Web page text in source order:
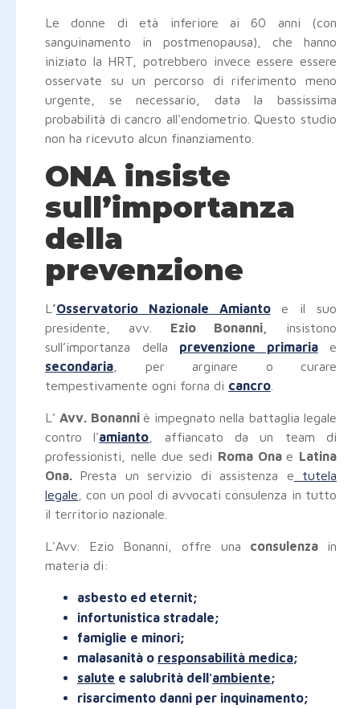
Le donne di età inferiore ai 60 anni (con
sanguinamento in postmenopausa), che hanno
iniziato la HRT, potrebbero invece essere essere
osservate su un percorso di riferimento meno
urgente, se necessario, data la bassissima
probabilità di cancro all'endometrio. Questo studio
non ha ricevuto alcun finanziamento.
ONA insiste
sull’importanza
della
prevenzione
L ’Osservatorio Nazionale Amiantoe il suo
presidente, avv. Ezio Bonanni,
insistono
sull’importanza della prevenzione primariae
secondaria , per arginare o curare
tempestivamente ogni forna di cancro
L’Avv. Bonanni è impegnato nella battaglia legale
contro l'amianto , affiancato da un team di
professionisti, nelle due sedi Roma Ona e Latina
Ona. Presta un servizio di assistenza e tutela
legale , con un pool di avvocati consulenza in tutto
il territorio nazionale.
L'Avv. Ezio Bonanni, offre una consulenza in
materia di:
asbesto ed eternit;
infortunistica stradale;
famiglie e minori;
malasanità o responsabilità medica;
salute e salubrità dell'ambiente;
risarcimento danni per inquinamento;